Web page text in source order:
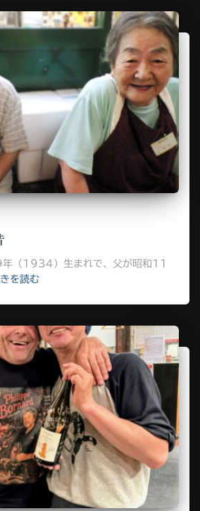
年（1934）生まれで、父が昭和11
を読む